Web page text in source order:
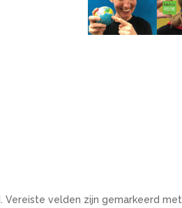
Vereiste velden zijn gemarkeerd met